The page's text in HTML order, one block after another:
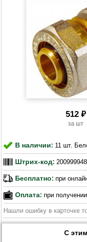
512 ₽
В наличии: 11 шт.
Штрих-код:
Бесплатно: при
Оплата: при
Нашли ошибку в карточке
С